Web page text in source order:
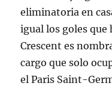
eliminatoria en
igual los goles que
Crescent es
cargo que solo
el Paris Saint-